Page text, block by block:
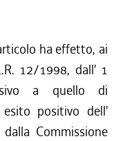
ha effetto, ai
12/1998, dall' 1
a quello di
esito positivo dell'
Commissione